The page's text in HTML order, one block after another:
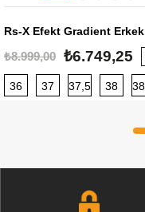
₺8.999,00 ₺6.749,25
36 37 37,5 38